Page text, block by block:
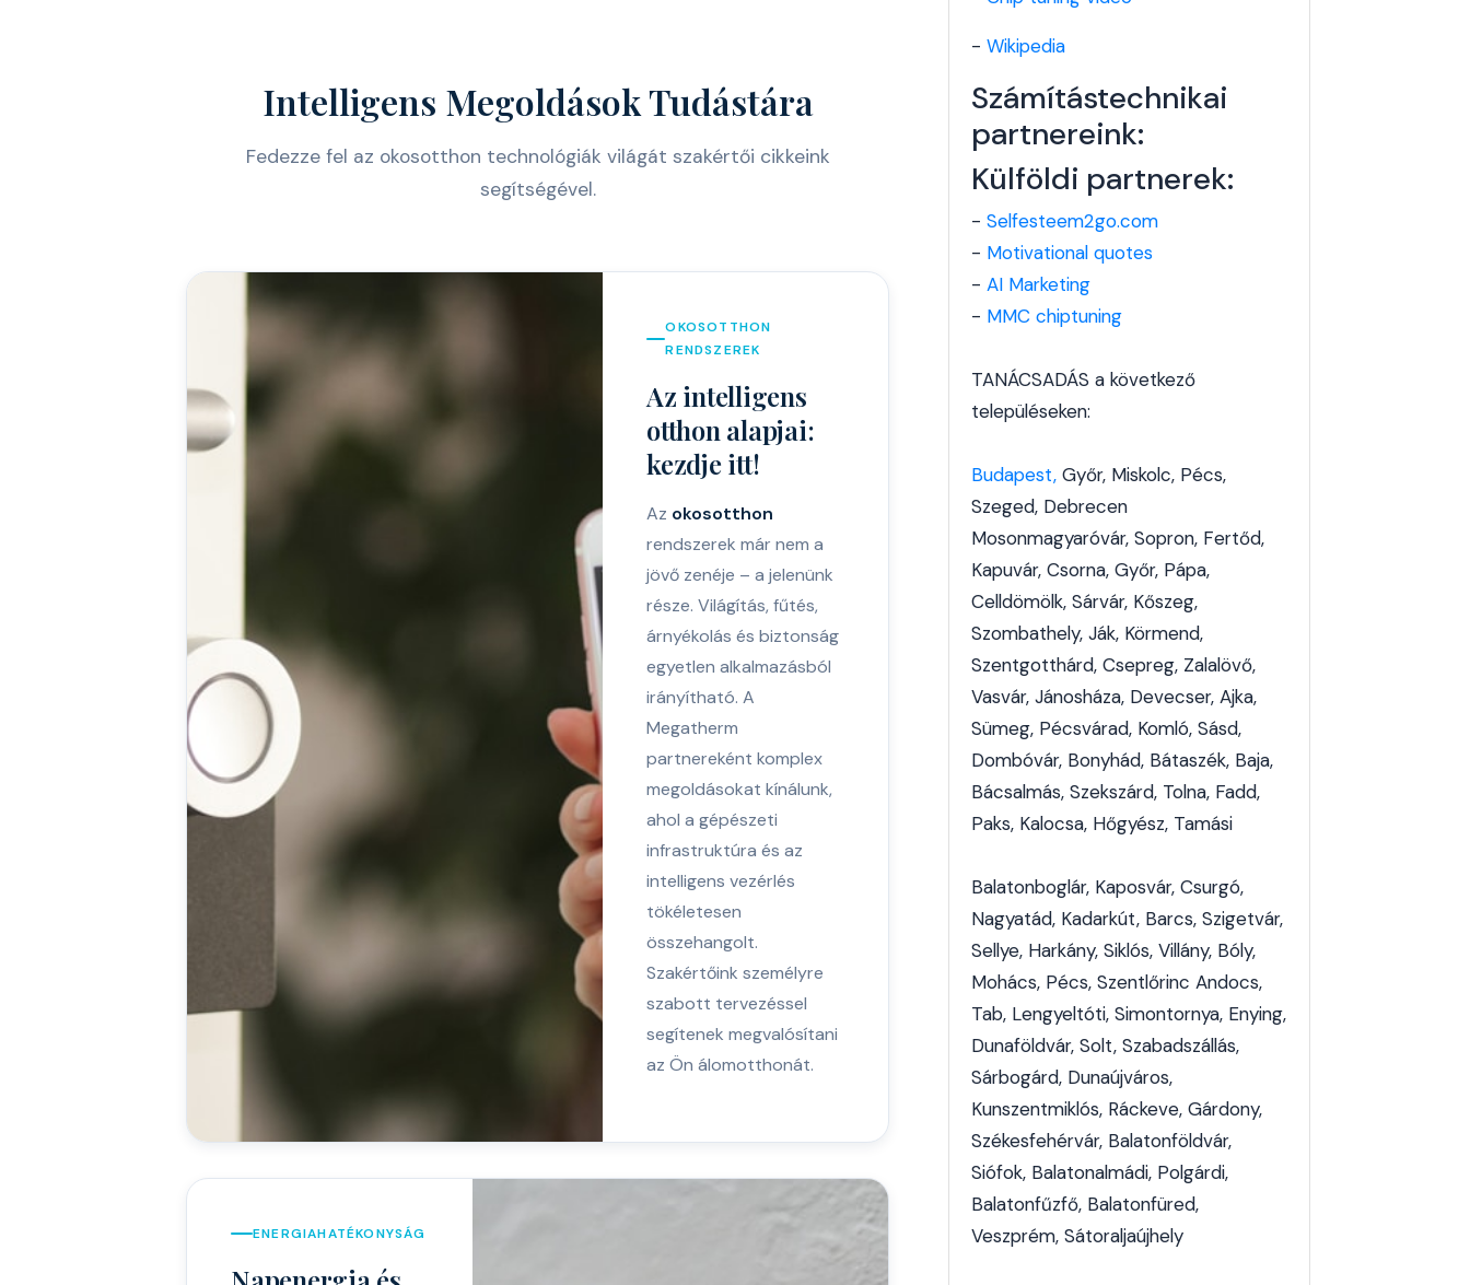
Intelligens Megoldások Tudástára
Fedezze fel az okosotthon technológiák világát szakértői cikkeink
segítségével.
OKOSOTTHON
RENDSZEREK
Az intelligens
otthon alapjai:
kezdje itt!
Az okosotthon
rendszerek már nem a
jövő zenéje – a jelenünk
része. Világítás, fűtés,
árnyékolás és biztonság
egyetlen alkalmazásból
irányítható. A
Megatherm
partnereként komplex
megoldásokat kínálunk,
ahol a gépészeti
infrastruktúra és az
intelligens vezérlés
tökéletesen
összehangolt.
Szakértőink személyre
szabott tervezéssel
segítenek megvalósítani
az Ön álomotthonát.
ENERGIAHATÉKONYSÁG
-Wikipedia
Számítástechnikai
partnereink:
Külföldi partnerek:
-Selfesteem2go.com
- Motivational quotes
-AI Marketing
- MMC chiptuning
TANÁCSADÁS a következő
településeken:
Budapest, Győr, Miskolc, Pécs,
Szeged, Debrecen
Mosonmagyaróvár, Sopron, Fertőd,
Kapuvár, Csorna, Győr, Pápa,
Celldömölk, Sárvár, Kőszeg,
Szombathely, Ják, Körmend,
Szentgotthárd, Csepreg, Zalalövő,
Vasvár, Jánosháza, Devecser, Ajka,
Sümeg, Pécsvárad, Komló, Sásd,
Dombóvár, Bonyhád, Bátaszék, Baja,
Bácsalmás, Szekszárd, Tolna, Fadd,
Paks, Kalocsa, Hőgyész, Tamási
Balatonboglár, Kaposvár, Csurgó,
Nagyatád, Kadarkút, Barcs, Szigetvár,
Sellye, Harkány, Siklós, Villány, Bóly,
Mohács, Pécs, Szentlőrinc Andocs,
Tab, Lengyeltóti, Simontornya, Enying,
Dunaföldvár, Solt, Szabadszállás,
Sárbogárd, Dunaújváros,
Kunszentmiklós, Ráckeve, Gárdony,
Székesfehérvár, Balatonföldvár,
Siófok, Balatonalmádi, Polgárdi,
Balatonfűzfő, Balatonfüred,
Veszprém, Sátoraljaújhely